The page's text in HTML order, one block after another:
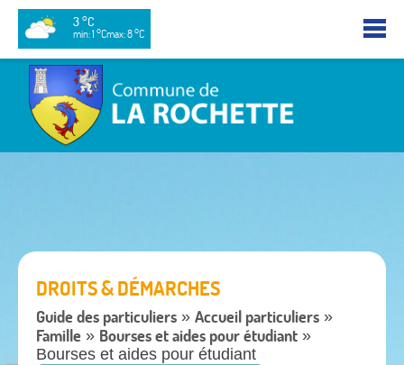
3 °C
min: 1 °Cmax: 8 °C
DROITS & DÉMARCHES
Guide des particuliers » Accueil particuliers »
Famille » Bourses et aides pour étudiant »
Bourses et aides pour étudiant